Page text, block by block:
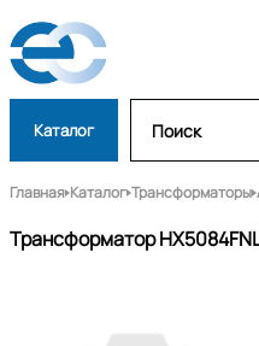
Каталог
Главная Каталог Трансформаторы
Трансформатор